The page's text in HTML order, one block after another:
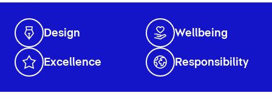
Design Wellbeing
Excellence Responsibility